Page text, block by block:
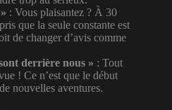
: Vous plaisantez ? À 30
que la seule constante est
de changer d’avis comme
derrière nous » : Tout
! Ce n’est que le début
nouvelles aventures.